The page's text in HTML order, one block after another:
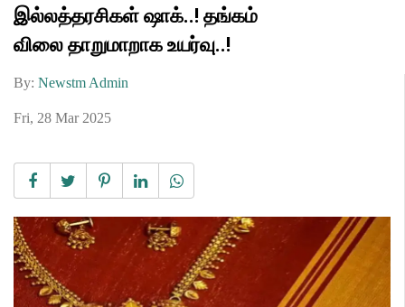
இல்லத்தரசிகள் ஷாக்..! தங்கம்
விலை தாறுமாறாக உயர்வு..!
By: Newstm Admin
Fri, 28 Mar 2025